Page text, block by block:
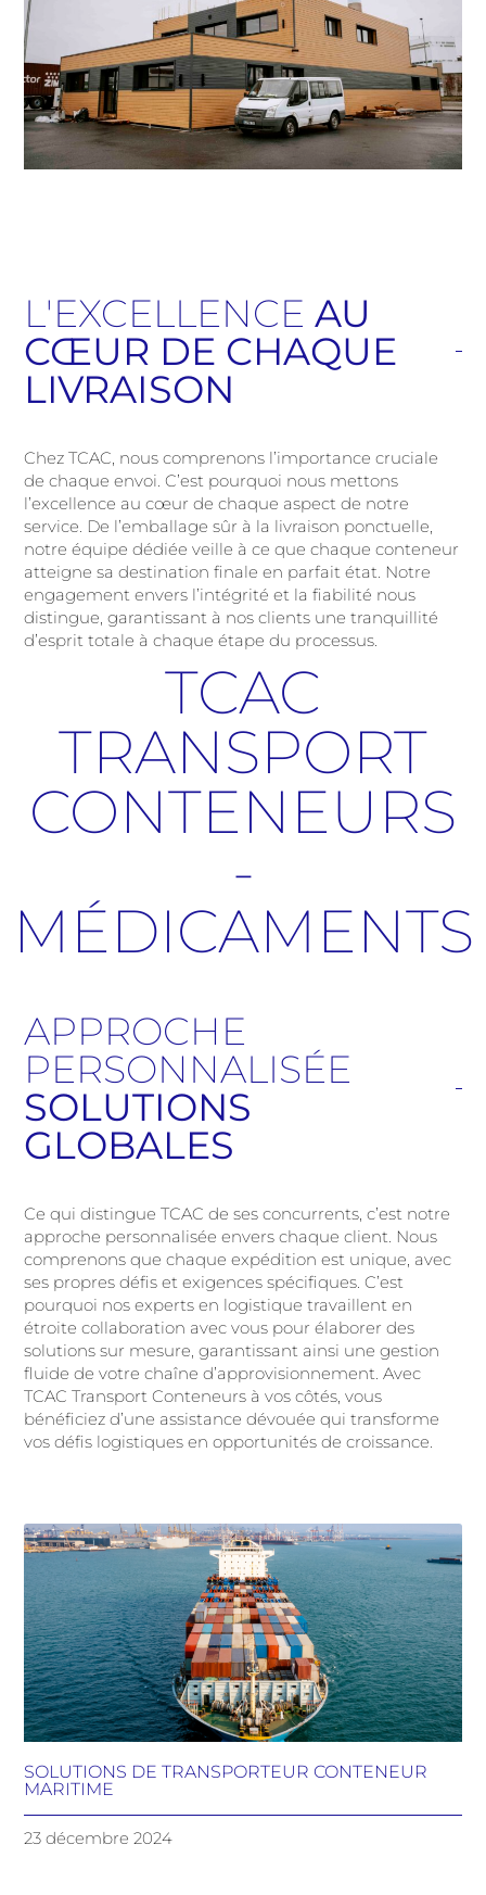
L'EXCELLENCEAU
CŒUR DE CHAQUE
LIVRAISON
Chez TCAC, nous comprenons l’importance cruciale
de chaque envoi. C’est pourquoi nous mettons
l’excellence au cœur de chaque aspect de notre
service. De l’emballage sûr à la livraison ponctuelle,
notre équipe dédiée veille à ce que chaque conteneur
atteigne sa destination finale en parfait état. Notre
engagement envers l’intégrité et la fiabilité nous
distingue, garantissant à nos clients une tranquillité
d’esprit totale à chaque étape du processus.
TCAC
TRANSPORT
CONTENEURS
-
MÉDICAMENTS
APPROCHE
PERSONNALISÉE
SOLUTIONS
GLOBALES
Ce qui distingue TCAC de ses concurrents, c’est notre
approche personnalisée envers chaque client. Nous
comprenons que chaque expédition est unique, avec
ses propres défis et exigences spécifiques. C’est
pourquoi nos experts en logistique travaillent en
étroite collaboration avec vous pour élaborer des
solutions sur mesure, garantissant ainsi une gestion
fluide de votre chaîne d’approvisionnement. Avec
TCAC Transport Conteneurs à vos côtés, vous
bénéficiez d’une assistance dévouée qui transforme
vos défis logistiques en opportunités de croissance.
SOLUTIONS DE TRANSPORTEUR CONTENEUR
MARITIME
23 décembre 2024